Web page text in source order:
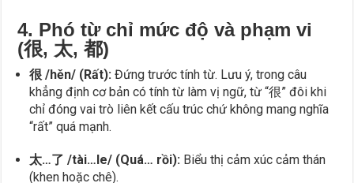
4. Phó từ chỉ mức độ và phạm vi
(很, 太, 都)
很 /hěn/ (Rất): Đứng trước tính từ. Lưu ý, trong câu
khẳng định cơ bản có tính từ làm vị ngữ, từ “很” đôi khi
chỉ đóng vai trò liên kết cấu trúc chứ không mang nghĩa
“rất” quá mạnh.
太…了 /tài…le/ (Quá… rồi): Biểu thị cảm xúc cảm thán
(khen hoặc chê).